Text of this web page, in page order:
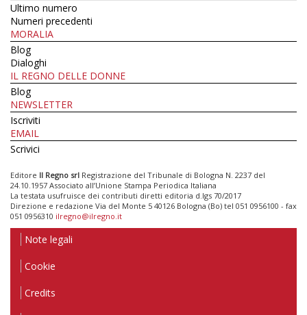
Ultimo numero
Numeri precedenti
MORALIA
Blog
Dialoghi
IL REGNO DELLE DONNE
Blog
NEWSLETTER
Iscriviti
EMAIL
Scrivici
Editore Il Regno srl Registrazione del Tribunale di Bologna N. 2237 del
24.10.1957 Associato all’Unione Stampa Periodica Italiana
La testata usufruisce dei contributi diretti editoria d.lgs 70/2017
Direzione e redazione Via del Monte 5 40126 Bologna (Bo) tel 051 0956100 - fax
051 0956310 ilregno@ilregno.it
Note legali
Cookie
Credits